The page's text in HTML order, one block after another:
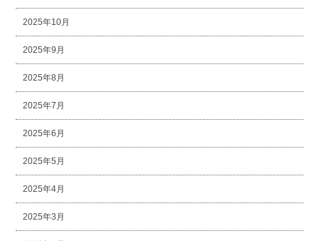
2025年10月
2025年9月
2025年8月
2025年7月
2025年6月
2025年5月
2025年4月
2025年3月